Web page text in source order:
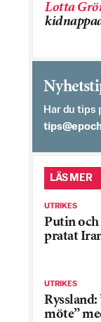
Lotta
Har du tips
LÄS MER
UTRIKES
Putin
pratat
UTRIKES
möte”